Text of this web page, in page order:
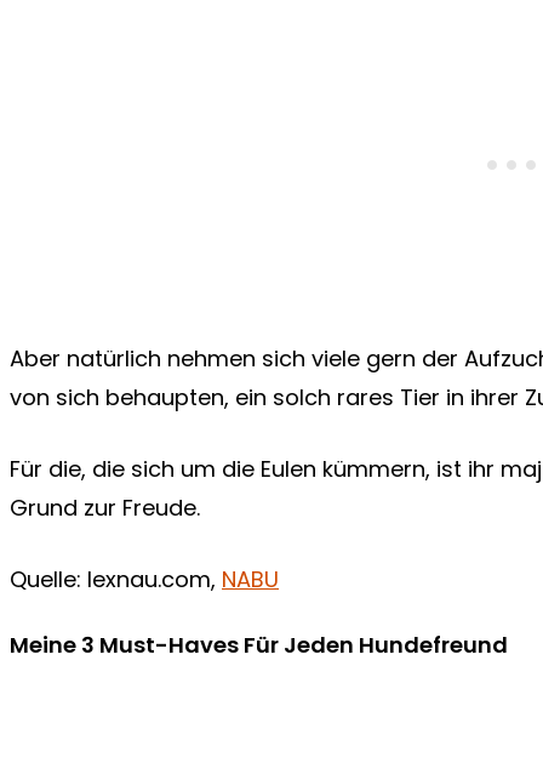
Aber natürlich nehmen sich viele gern der
von sich behaupten, ein solch rares Tier in ihrer
Für die, die sich um die Eulen kümmern, ist ihr
Grund zur Freude.
Quelle: lexnau.com, NABU
Meine 3 Must-Haves Für Jeden Hundefreund​